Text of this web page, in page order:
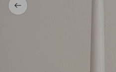
Takaisin